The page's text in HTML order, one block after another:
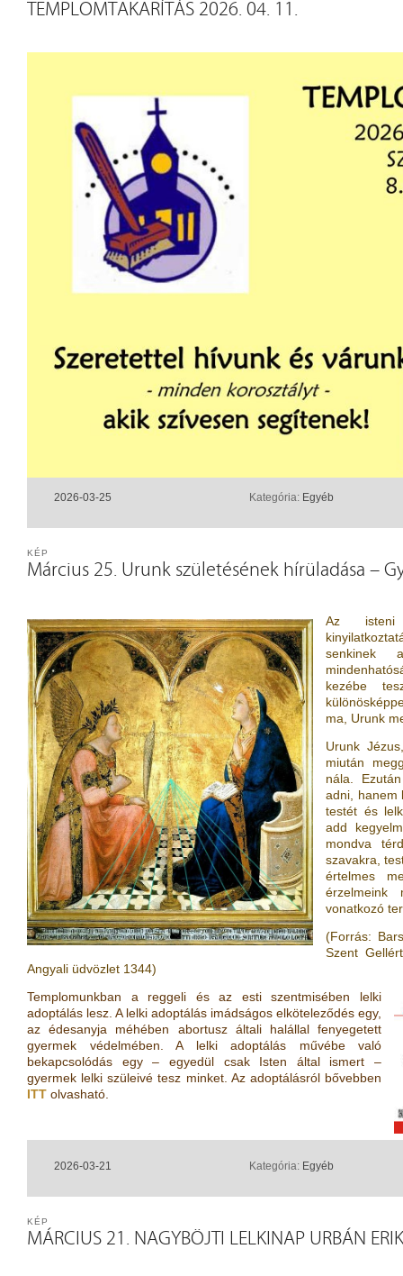
TEMPLOMTAKARÍTÁS 2026. 04. 11.
2026-03-25 Kategória: Egyéb
Március 25. Urunk születésének hírüladása –
KÉP
Az isteni
senkinek
kezébe
ma, Urunk
Urunk
miután
nála.
adni, hanem
testét és
add
mondva
szavakra,
értelmes
érzelmeink
vonatkozó
(Forrás:
Szent
Angyali üdvözlet 1344)
Templomunkban a reggeli és az esti szentmisében lelki
adoptálás lesz. A lelki adoptálás imádságos elköteleződés egy,
az édesanyja méhében abortusz általi halállal fenyegetett
gyermek védelmében. A lelki adoptálás művébe való
bekapcsolódás egy – egyedül csak Isten által ismert –
gyermek lelki szüleivé tesz minket. Az adoptálásról bővebben
ITT olvasható.
2026-03-21 Kategória: Egyéb
MÁRCIUS 21. NAGYBÖJTI LELKINAP URBÁN
KÉP